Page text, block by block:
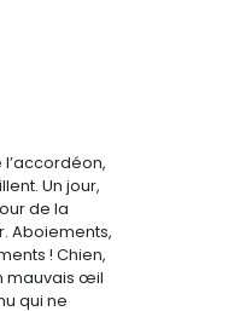
Un jour,
de la
Aboiements,
! Chien,
mauvais œil
qui ne